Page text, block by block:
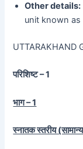
Other details:
unit known as
UTTARAKHAND
परिशिष्ट – 1
भाग – 1
स्नातक स्तरीय